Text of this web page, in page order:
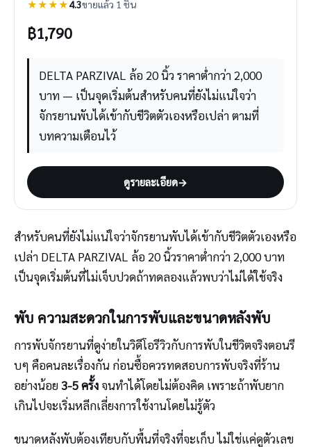
★★★★4.3ขายแล้ว 1 ชิ้น
฿1,790
DELTA PARZIVAL ล้อ 20 นิ้ว ราคาต่ำกว่า 2,000
บาท — เป็นจุดเริ่มต้นสำหรับคนที่ยังไม่แน่ใจว่า
จักรยานพับได้เข้ากับชีวิตตัวเองหรือเปล่า ตามที่
บทความเตือนไว้
ดูรายละเอียด→
สำหรับคนที่ยังไม่แน่ใจว่าจักรยานพับได้เข้ากับชีวิตตัวเองหรือ
เปล่า DELTA PARZIVAL ล้อ 20 นิ้วราคาต่ำกว่า 2,000 บาท
เป็นจุดเริ่มต้นที่ไม่เจ็บปวดถ้าทดลองแล้วพบว่าไม่ได้ใช้จริง
พับ ความสะดวกในการพับและขนาดหลังพับ
การพับจักรยานที่ดูง่ายในวิดีโอรีวิวกับการพับในชีวิตจริงตอนรี
บๆ คือคนละเรื่องกัน ก่อนซื้อควรทดสอบการพับจริงที่ร้าน
อย่างน้อย 3-5 ครั้ง จนทำได้โดยไม่ต้องคิด เพราะถ้าพับยาก
เกินไปจะเริ่มหลีกเลี่ยงการใช้งานโดยไม่รู้ตัว
ขนาดหลังพับต้องเทียบกับพื้นที่จริงที่จะเก็บ ไม่ใช่แค่ดูตัวเลข